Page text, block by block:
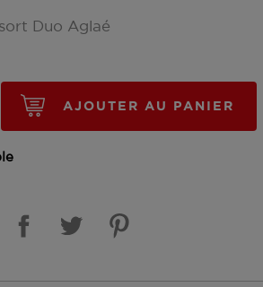
Duo Aglaé
AJOUTER AU PANIER